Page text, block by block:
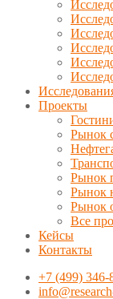
Проекты
Рынок
Рынок
Рынок
Рынок
Все
Кейсы
Контакты
+7 (499) 346-